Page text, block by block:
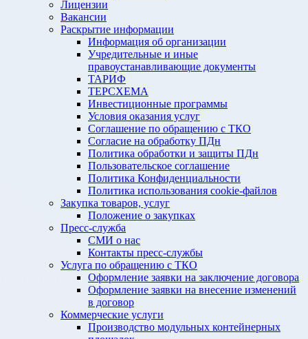
Лицензии
Вакансии
Раскрытие информации
Информация об организации
Учредительные и иные
правоустанавливающие документы
ТАРИФ
ТЕРСХЕМА
Инвестиционные программы
Условия оказания услуг
Соглашение по обращению с ТКО
Согласие на обработку ПДн
Политика обработки и защиты ПДн
Пользовательское соглашение
Политика Конфиденциальности
Политика использования cookie-файлов
Закупка товаров, услуг
Положение о закупках
Пресс-служба
СМИ о нас
Контакты пресс-службы
Услуга по обращению с ТКО
Оформление заявки на заключение договора
Оформление заявки на внесение изменений
в договор
Коммерческие услуги
Производство модульных контейнерных